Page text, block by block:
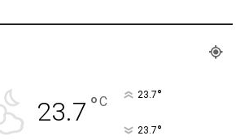
23.7 °C 23.7°
23.7°